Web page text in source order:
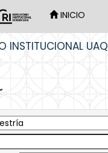
INICIO
INSTITUCIONAL UAQ